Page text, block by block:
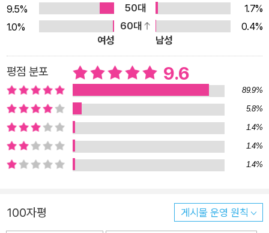
은 《팥죽 할머니와 호랑이》에서 섬세한 인물 표현으로 감탄을 자
아냈던 닥종이 인형으로 제작했다. 주인공 연이의 얼굴은 닥종이
로 만든 탓에 솜털이 보송보송 돋은 듯도, 추위에 튼 듯도 보인다.
때로는 손을 내밀어 감싸 주고 싶을 만큼 애달프고, 때로는 머리
를 콩 쥐어박고 싶을 만큼 의뭉스러워 보이기도 한다. 작가 스스
로도 말하듯 세월의 더께가 앉지 않은 어린이의 얼굴은 특징을 잡
아내기가 쉽지 않다. 그럼에도 연이와 버들 도령의 얼굴은 막 사
춘기에 접어든 아이들의 중병아리 같은 느낌이 더할 나위 없이 잘
살아 있다. 나이 든 여인은 더 말할 것도 없다. 옴팡한 두 눈과 높
이 솟은 광대, 큼지막한 주먹코, 깊이 팬 팔자주름이 갱년기를 지
든 여인이 사는 마을 주변 풍경은 《장수탕 선녀님》과 마찬가지로
9.5%
50대
1.7%
1.0%
60대
0.4%
여성
남성
평점 분포 9.6
89.9%
5.8%
1.4%
1.4%
1.4%
100자평 게시물 운영 원칙